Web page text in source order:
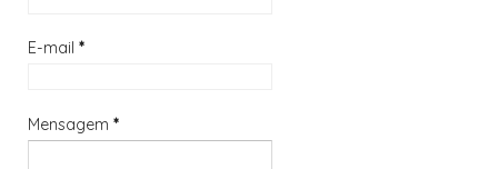
E-mail *
Mensagem *